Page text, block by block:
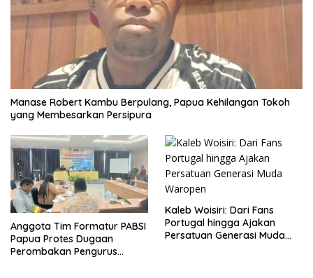
Manase Robert Kambu Berpulang, Papua Kehilangan Tokoh
yang Membesarkan Persipura
Anggota Tim Formatur PABSI
Papua Protes Dugaan
Perombakan Pengurus
Kaleb Woisiri: Dari Fans
Portugal hingga Ajakan
Persatuan Generasi Muda